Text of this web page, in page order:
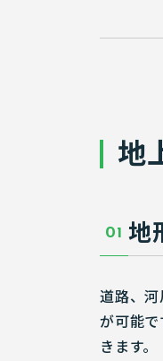
地
01 地
道路、
が可能
きます。